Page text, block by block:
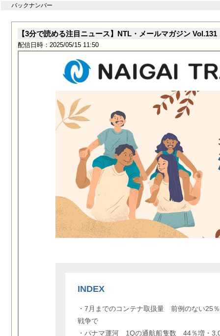
バックナンバー
【3分で読める注目ニュース】NTL・メールマガジン Vol.131
配信日時：2025/05/15 11:50